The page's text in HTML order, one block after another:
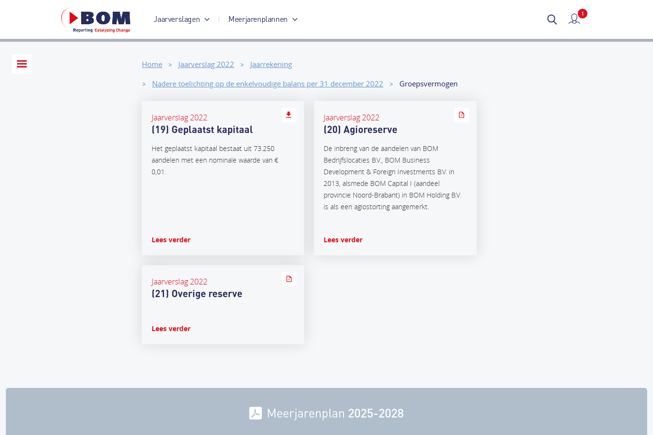
Jaarverslagen
Jaarverslag 2017
Meerjarenplannen
Meerjarenplan 2017-2020
Mijn verslag
1
Home Jaarverslag 2022
Jaarrekening
Nadere toelichting op de enkelvoudige balans per 31 december 2022
Groepsvermogen
Jaarverslag 2022
(19) Geplaatst kapitaal
Het geplaatst kapitaal bestaat uit 73.250
aandelen met een nominale waarde van €
0,01.
Lees verder
Jaarverslag 2022
(20) Agioreserve
De inbreng van de aandelen van BOM
Bedrijfslocaties B.V., BOM Business
Development & Foreign Investments B.V. in
2013, alsmede BOM Capital I (aandeel
provincie Noord-Brabant) in BOM Holding B.V.
is als een agiostorting aangemerkt.
Lees verder
Jaarverslag 2022
(21) Overige reserve
Lees verder
Meerjarenplan 2025-2028